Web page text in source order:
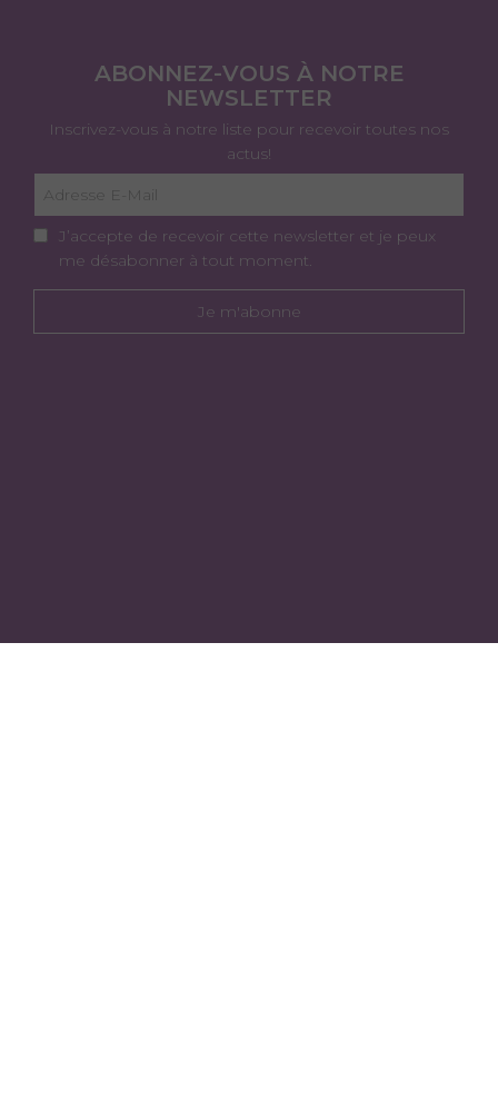
ABONNEZ-VOUS À NOTRE
NEWSLETTER
Inscrivez-vous à notre liste pour recevoir toutes nos
actus!
J’accepte de recevoir cette newsletter et je peux
me désabonner à tout moment.
Je m'abonne